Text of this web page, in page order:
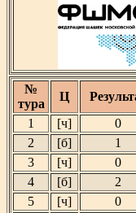
№
тура
Ц
1
[ч] 0
2
[б] 1
3
[ч] 0
4
[б] 2
5
[ч] 0